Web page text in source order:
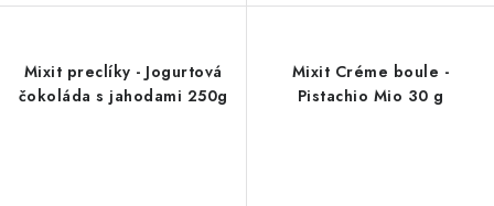
Mixit preclíky - Jogurtová
čokoláda s jahodami 250g
Mixit Créme boule -
Pistachio Mio 30 g